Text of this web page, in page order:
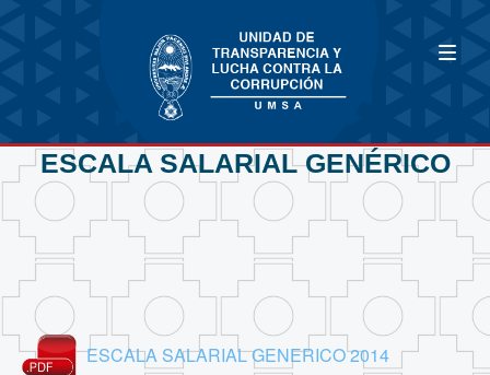
ESCALA SALARIAL GENÉRICO
ESCALA SALARIAL GENERICO 2014